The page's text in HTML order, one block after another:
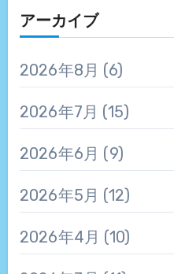
アーカイブ
2026年8月 (6)
2026年7月 (15)
2026年6月 (9)
2026年5月 (12)
2026年4月 (10)